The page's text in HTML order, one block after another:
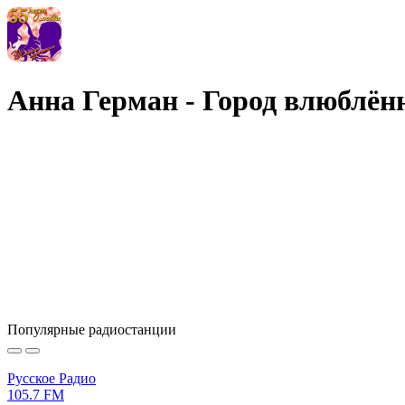
Анна Герман - Город
Популярные радиостанции
Русское Радио
105.7 FM